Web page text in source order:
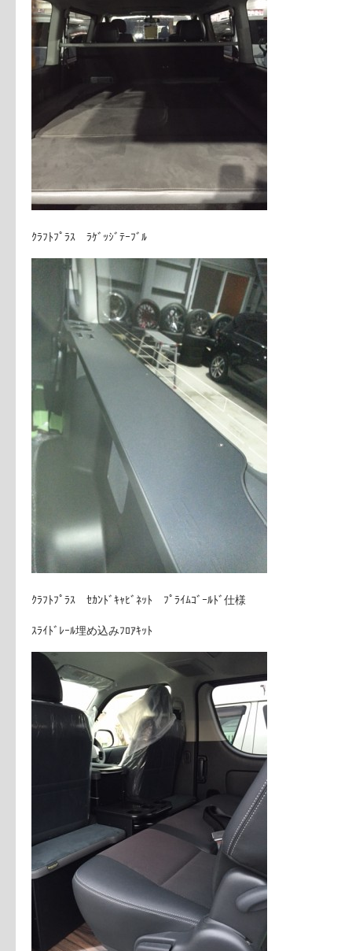
ｸﾗﾌﾄﾌﾟﾗｽ ﾗｹﾞｯｼﾞﾃｰﾌﾞﾙ
ｸﾗﾌﾄﾌﾟﾗｽ ｾｶﾝﾄﾞｷｬﾋﾞﾈｯﾄ ﾌﾟﾗｲﾑｺﾞｰﾙﾄﾞ仕様
ｽﾗｲﾄﾞﾚｰﾙ埋め込みﾌﾛｱｷｯﾄ